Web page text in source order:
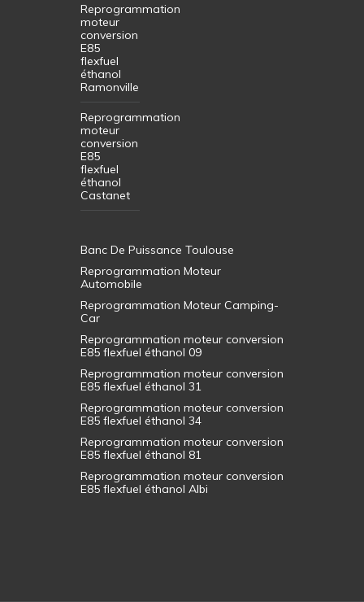
Reprogrammation
moteur
conversion
E85
flexfuel
éthanol
Ramonville
Reprogrammation
moteur
conversion
E85
flexfuel
éthanol
Castanet
Banc De Puissance Toulouse
Reprogrammation Moteur
Automobile
Reprogrammation Moteur Camping-
Car
Reprogrammation moteur conversion
E85 flexfuel éthanol 09
Reprogrammation moteur conversion
E85 flexfuel éthanol 31
Reprogrammation moteur conversion
E85 flexfuel éthanol 34
Reprogrammation moteur conversion
E85 flexfuel éthanol 81
Reprogrammation moteur conversion
E85 flexfuel éthanol Albi